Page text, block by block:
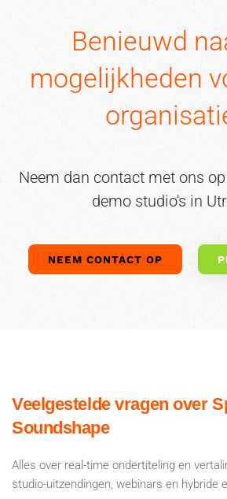
Benieuwd
mogelijkheden
Neem dan contact met ons op
demo studio's in
NEEM CONTACT OP
Veelgestelde vragen over
Soundshape
Alles over real-time ondertiteling en
studio-uitzendingen, webinars en hybride